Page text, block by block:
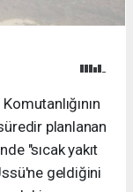
planlanan
"sıcak yakıt
geldiğini